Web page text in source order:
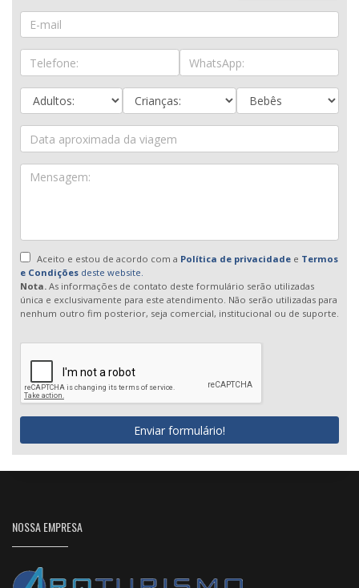
Aceito e estou de acordo com a Política de privacidadee Termos
e Condições deste website.
Nota. As informações de contato deste formulário serão utilizadas
única e exclusivamente para este atendimento. Não serão utilizadas para
nenhum outro fim posterior, seja comercial, institucional ou de suporte.
Enviar formulário!
NOSSA EMPRESA